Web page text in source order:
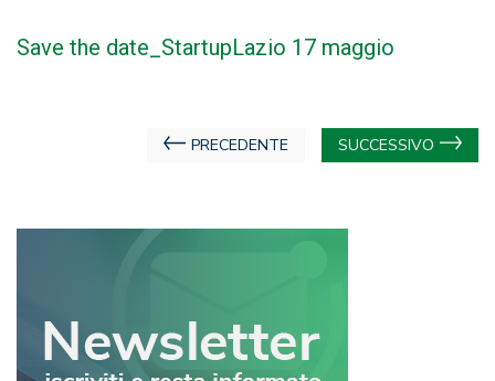
Save the date_StartupLazio 17 maggio
Navigazione
PRECEDENTE SUCCESSIVO